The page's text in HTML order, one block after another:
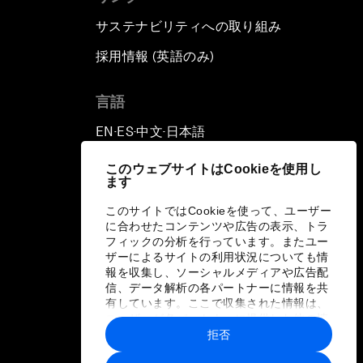
このウェブサイトはCookieを使用し
ます
このサイトではCookieを使って、ユーザー
に合わせたコンテンツや広告の表示、トラ
フィックの分析を行っています。またユー
ザーによるサイトの利用状況についても情
報を収集し、ソーシャルメディアや広告配
信、データ解析の各パートナーに情報を共
有しています。ここで収集された情報は、
ユーザーが各パートナーに提供した他の情
報や各パートナーのサービスを使用した際
に収集された情報と組み合わされ、各パー
拒否
サステナビリティへの取り組み
採用情報 (英語のみ)
言語
EN ▪ ES▪中文▪ 日本語